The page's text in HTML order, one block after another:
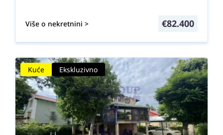
Više o nekretnini > €82.400
Kuće Ekskluzivno